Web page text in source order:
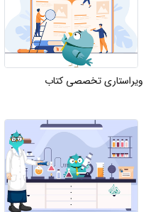
ویراستاری تخصصی کتاب